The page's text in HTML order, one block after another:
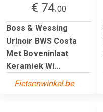
€ 74.00
Boss & Wessing
Urinoir BWS Costa
Met Boveninlaat
Keramiek Wi...
Fietsenwinkel.be